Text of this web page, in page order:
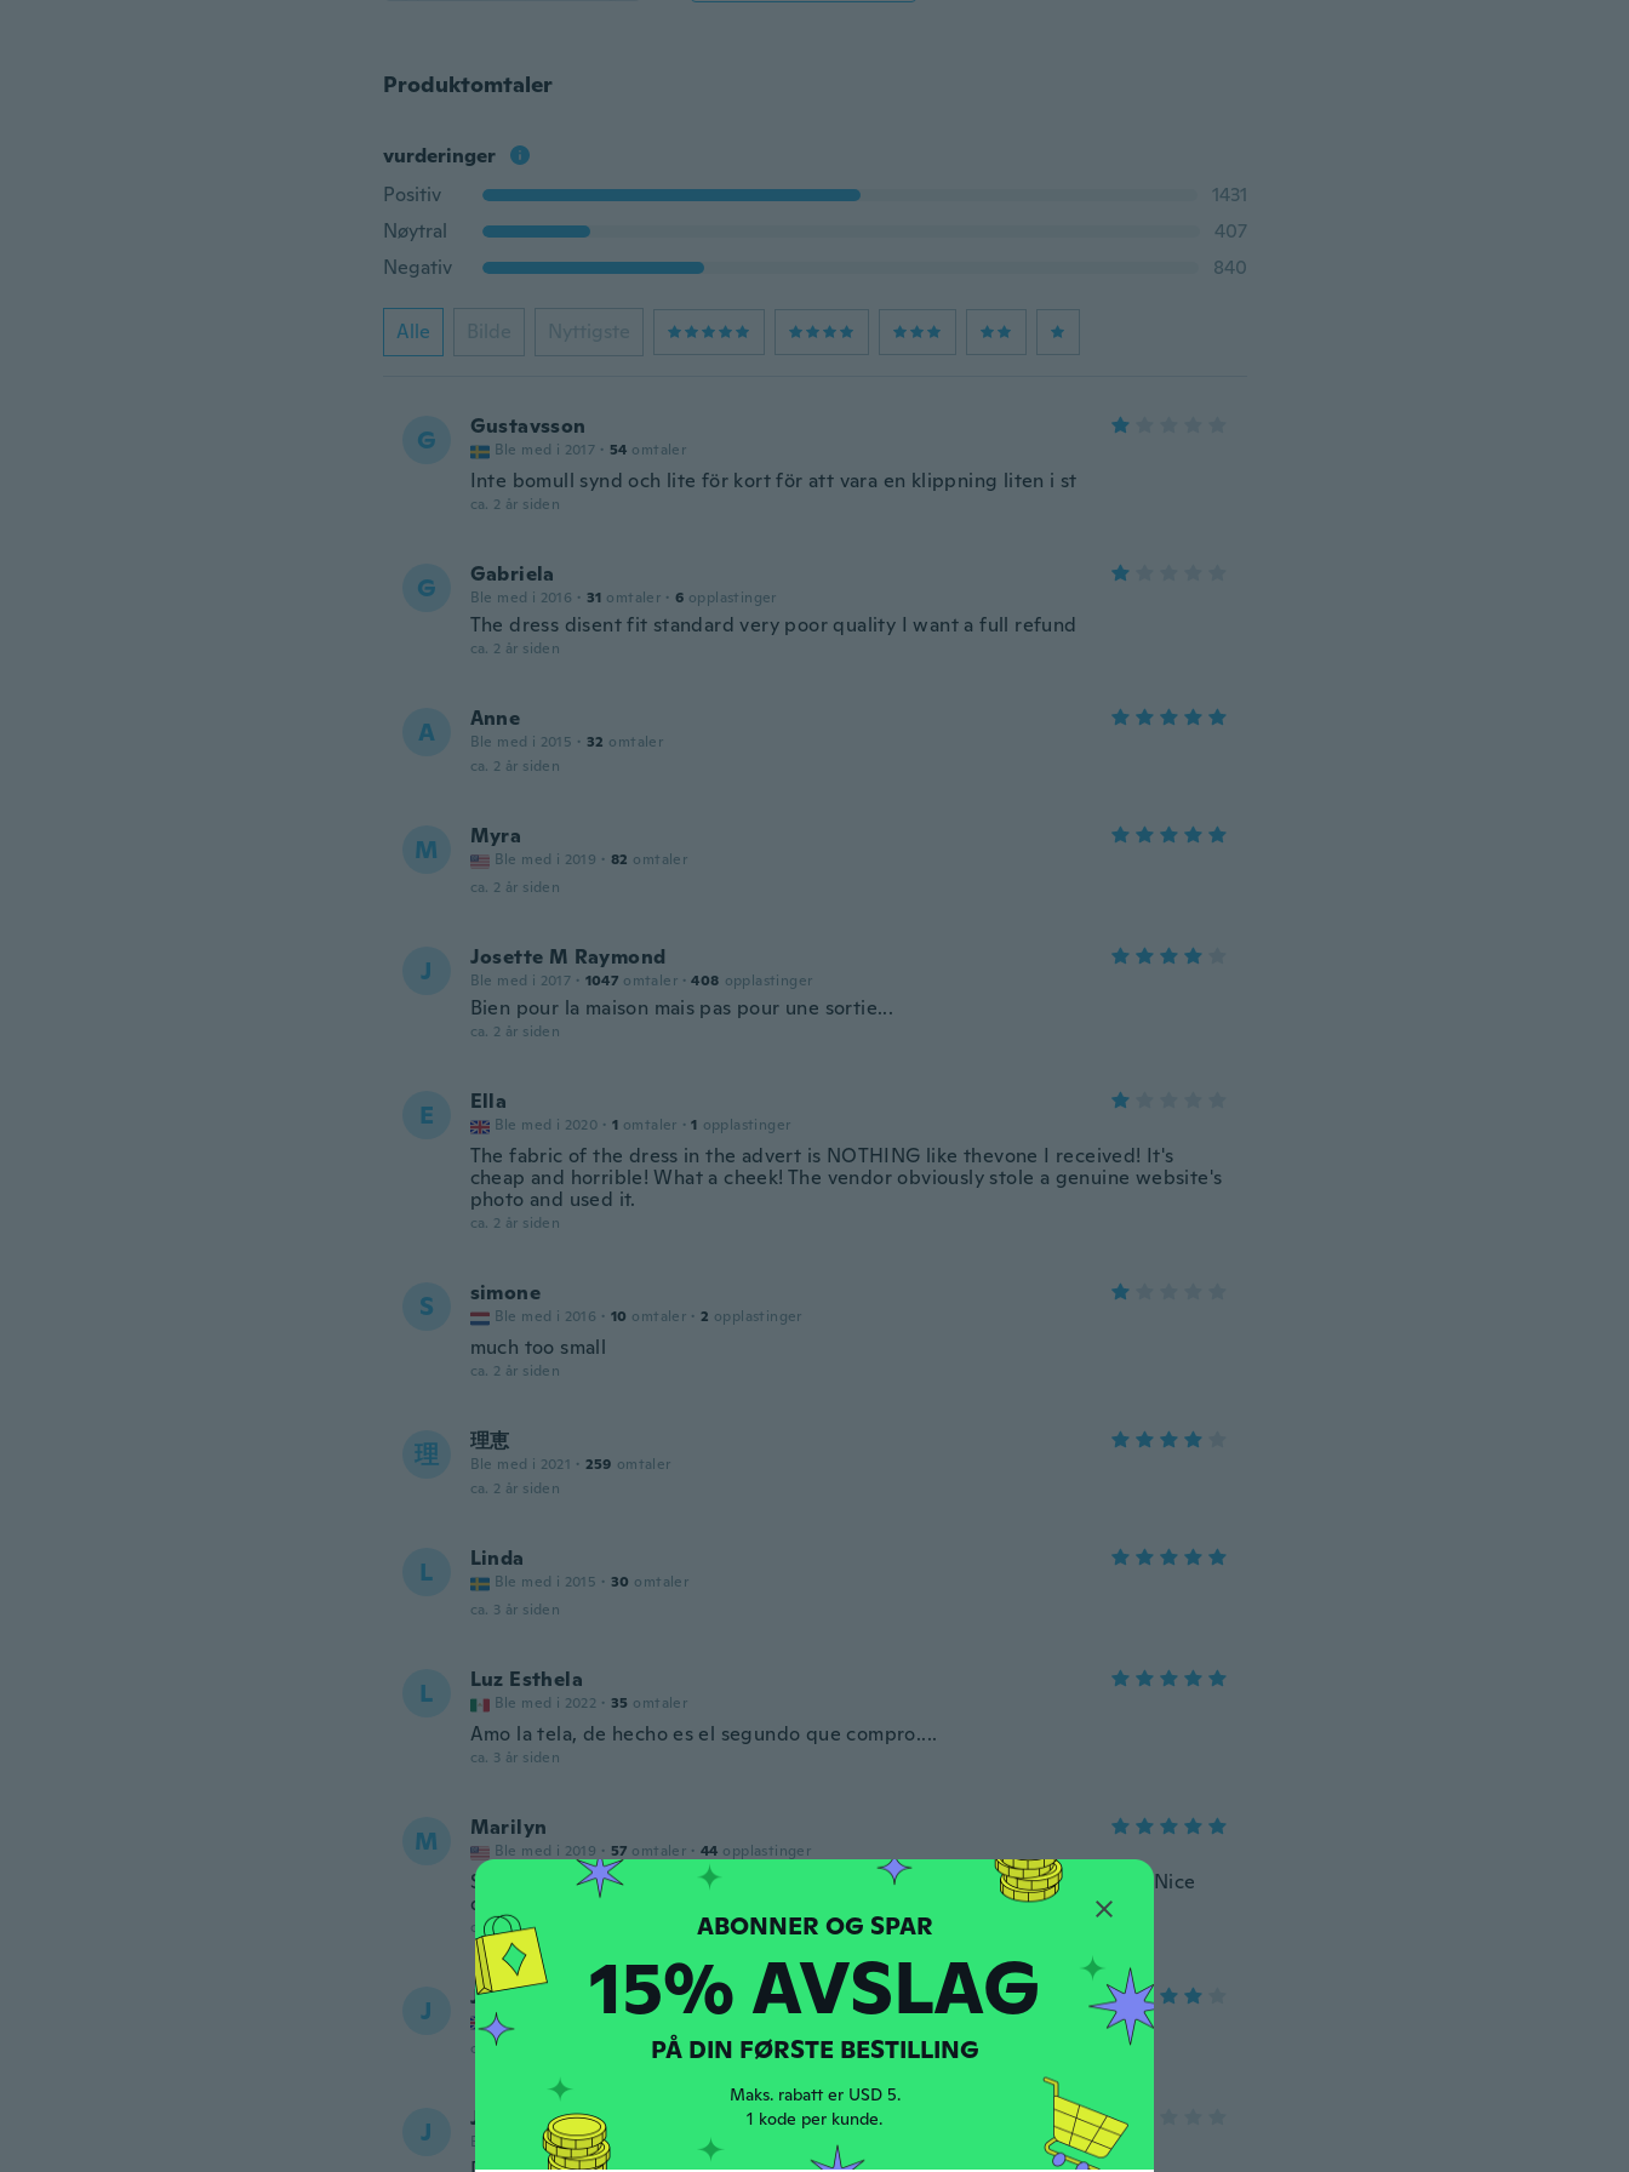
Produktomtaler
vurderinger
Positiv
1431
Nøytral
407
Negativ
840
Alle Bilde Nyttigste
G Gustavsson
Ble med i 2017 · 54 omtaler
Inte bomull synd och lite för kort för att vara en klippning liten i st
ca. 2 år siden
G Gabriela
Ble med i 2016 · 31 omtaler · 6 opplastinger
The dress disent fit standard very poor quality I want a full refund
ca. 2 år siden
A Anne
Ble med i 2015 · 32 omtaler
ca. 2 år siden
M Myra
Ble med i 2019 · 82 omtaler
ca. 2 år siden
J Josette M Raymond
Ble med i 2017 · 1047 omtaler · 408 opplastinger
Bien pour la maison mais pas pour une sortie...
ca. 2 år siden
E Ella
Ble med i 2020 · 1 omtaler · 1 opplastinger
The fabric of the dress in the advert is NOTHING like thevone I received! It's
cheap and horrible! What a cheek! The vendor obviously stole a genuine website's
photo and used it.
ca. 2 år siden
S simone
Ble med i 2016 · 10 omtaler · 2 opplastinger
much too small
ca. 2 år siden
理 理恵
Ble med i 2021 · 259 omtaler
ca. 2 år siden
L Linda
Ble med i 2015 · 30 omtaler
ca. 3 år siden
L Luz Esthela
Ble med i 2022 · 35 omtaler
Amo la tela, de hecho es el segundo que compro....
ca. 3 år siden
M Marilyn
Ble med i 2019 · 57 omtaler · 44 opplastinger
Silky summer dress that can be warn on the town in the evening or casual. Nice
dress!
ca. 3 år siden
J Jelita
Ble med i 2017
omtaler
ca. 3 år siden
J Julie
Ble med i 2018 · 25 omtaler
15% AVSLAG
PÅ DIN FØRSTE BESTILLING
Maks. rabatt er USD 5.
1 kode per kunde.